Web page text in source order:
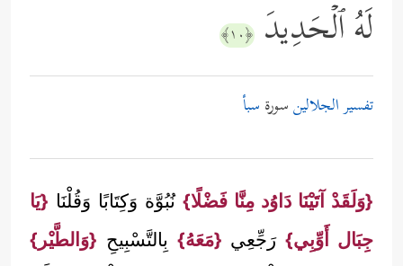
لَهُ ٱلۡحَدِیدَ ﴿١٠﴾
تفسير الجلالينسورة سبأ
{وَلَقَدْ آتَيْنَا دَاوُد مِنَّا فَضْلًا} نُبُوَّة وَكِتَابًا وَقُلْنَا {يَا
جِبَال أَوِّبِي}رَجِّعِي {مَعَهُ} بِالتَّسْبِيحِ {وَالطَّيْر}